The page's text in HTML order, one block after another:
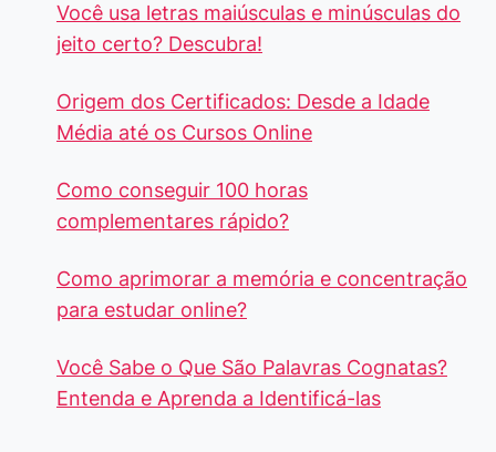
Você usa letras maiúsculas e minúsculas do
jeito certo? Descubra!
Origem dos Certificados: Desde a Idade
Média até os Cursos Online
Como conseguir 100 horas
complementares rápido?
Como aprimorar a memória e concentração
para estudar online?
Você Sabe o Que São Palavras Cognatas?
Entenda e Aprenda a Identificá-las